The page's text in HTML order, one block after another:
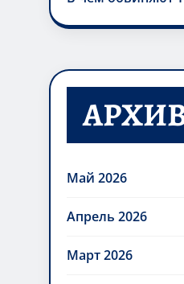
Май 2026
Апрель 2026
Март 2026